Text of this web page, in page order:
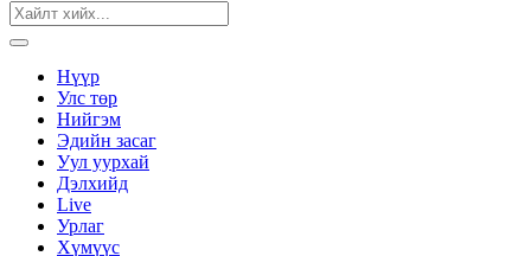
Нүүр
Улс төр
Нийгэм
Эдийн засаг
Уул уурхай
Дэлхийд
Live
Урлаг
Хүмүүс